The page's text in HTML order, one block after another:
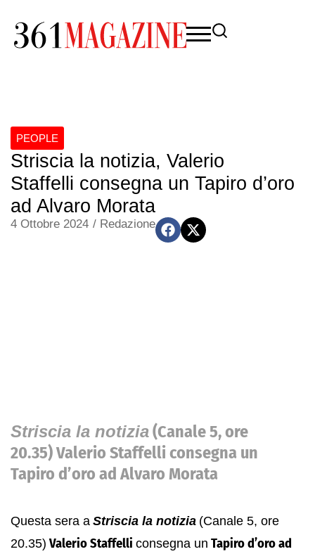
PEOPLE
Striscia la notizia, Valerio
Staffelli consegna un Tapiro d’oro
ad Alvaro Morata
4 Ottobre 2024 / Redazione
Striscia la notizia(Canale 5, ore
20.35)Valerio Staffelli consegna un
Tapiro d’oro ad Alvaro Morata
Questa sera aStriscia la notizia (Canale 5, ore
20.35) Valerio Staffelli consegna un Tapiro d’oro ad